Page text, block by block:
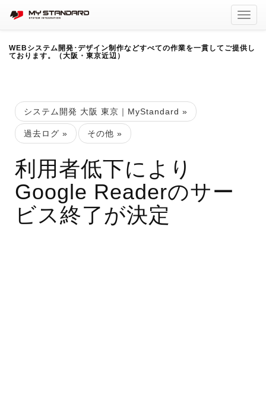
WEBシステム開発･デザイン制作などすべての作業を一貫してご提供し
ております。（大阪・東京近辺）
システム開発 大阪 東京｜MyStandard »
過去ログ » その他 »
利用者低下により
Google Readerのサー
ビス終了が決定